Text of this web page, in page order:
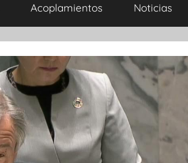
Acoplamientos Noticias